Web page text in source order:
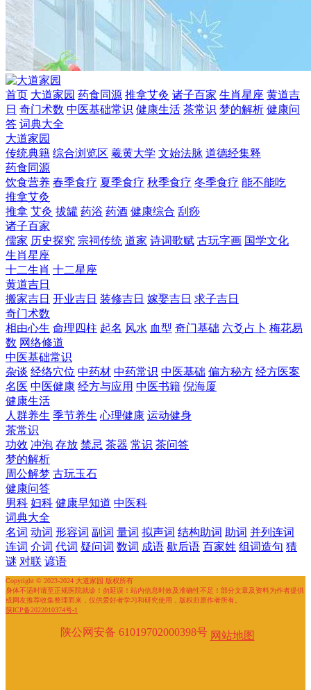
首页 大道家园 药食同源 推拿艾灸 诸子百家 生肖星座 黄道吉
日 奇门术数 中医基础常识 健康生活 茶常识 梦的解析 健康问
答 词典大全
大道家园
传统典籍 综合浏览区 羲黄大学 文始法脉 道德经集释
药食同源
饮食营养 春季食疗 夏季食疗 秋季食疗 冬季食疗 能不能吃
推拿艾灸
推拿 艾灸 拔罐 药浴 药酒 健康综合 刮痧
诸子百家
儒家 历史探究 宗祠传统 道家 诗词歌赋 古玩字画 国学文化
生肖星座
十二生肖 十二星座
黄道吉日
搬家吉日 开业吉日 装修吉日 嫁娶吉日 求子吉日
奇门术数
相由心生 命理四柱 起名 风水 血型 奇门基础 六爻占卜 梅花易
数 网络修道
中医基础常识
杂谈 经络穴位 中药材 中药常识 中医基础 偏方秘方 经方医案
名医 中医健康 经方与应用 中医书籍 倪海厦
健康生活
人群养生 季节养生 心理健康 运动健身
茶常识
功效 冲泡 存放 禁忌 茶器 常识 茶问答
梦的解析
周公解梦 古玩玉石
健康问答
男科 妇科 健康早知道 中医科
词典大全
名词 动词 形容词 副词 量词 拟声词 结构助词 助词 并列连词
连词 介词 代词 疑问词 数词 成语 歇后语 百家姓 组词造句 猜
谜 对联 谚语
Copyright © 2023-2024 大道家园 版权所有
身体不适时请至正规医院就诊！勿延误！站内信息时效及准确性不足！部分文章及资料为作者提供
或网友推荐收集整理而来，仅供爱好者学习和研究使用，版权归原作者所有。
陕ICP备2022010374号-1
陕公网安备 61019702000398号 网站地图